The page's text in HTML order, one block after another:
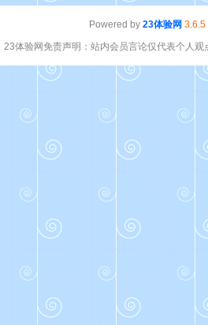
Powered by 23体验网 3.6.5
23体验网免责声明：站内会员言论仅代表个人